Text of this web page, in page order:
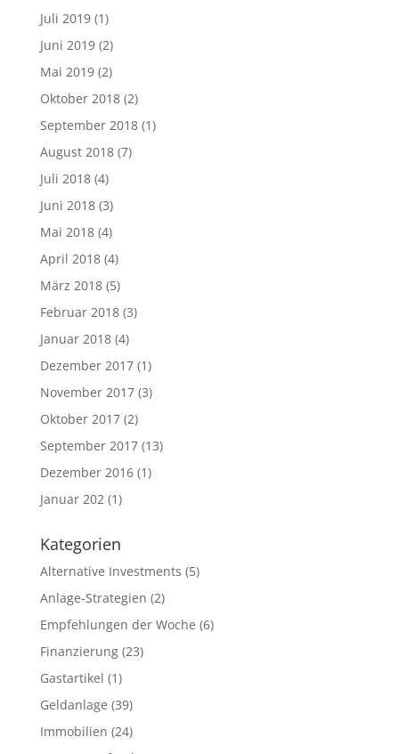
Juli 2019(1)
Juni 2019(2)
Mai 2019(2)
Oktober 2018(2)
September 2018(1)
August 2018(7)
Juli 2018(4)
Juni 2018(3)
Mai 2018(4)
April 2018(4)
März 2018(5)
Februar 2018(3)
Januar 2018(4)
Dezember 2017(1)
November 2017(3)
Oktober 2017(2)
September 2017(13)
Dezember 2016(1)
Januar 202(1)
Kategorien
Alternative Investments (5)
Anlage-Strategien (2)
Empfehlungen der Woche (6)
Finanzierung(23)
Gastartikel (1)
Geldanlage (39)
Immobilien (24)